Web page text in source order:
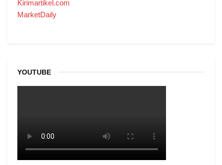
Kirimartikel.com
MarketDaily
YOUTUBE